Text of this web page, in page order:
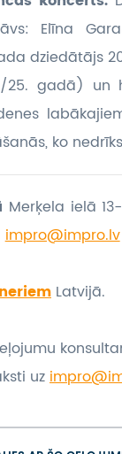
Elīna
dziedātājs
gadā) un
ko
Merķela ielā
impro@impro.lv
Latvijā.
uz